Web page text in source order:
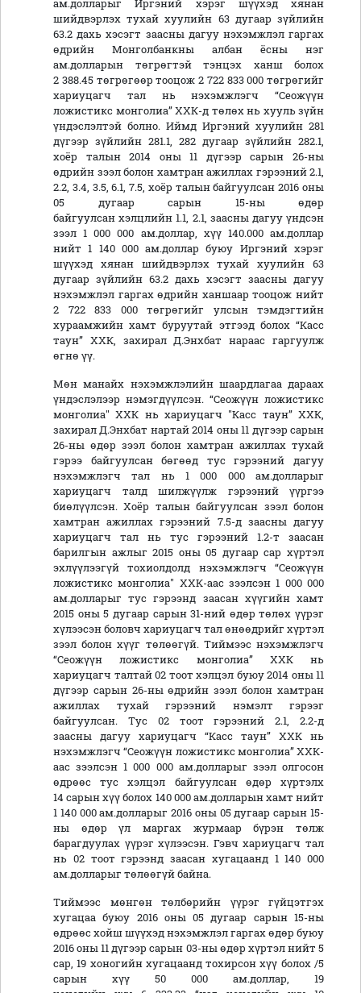
ам.долларыг Иргэний хэрэг шүүхэд хянан
шийдвэрлэх тухай хуулийн 63 дугаар зүйлийн
63.2 дахь хэсэгт заасны дагуу нэхэмжлэл гаргах
өдрийн Монголбанкны албан ёсны нэг
ам.долларын төгрөгтэй тэнцэх ханш болох
2 388.45 төгрөгөөр тооцож 2 722 833 000 төгрөгийг
хариуцагч тал нь нэхэмжлэгч “Сеожүүн
ложистикс монголиа” ХХК-д төлөх нь хууль зүйн
үндэслэлтэй болно. Иймд Иргэний хуулийн 281
дүгээр зүйлийн 281.1, 282 дугаар зүйлийн 282.1,
хоёр талын 2014 оны 11 дүгээр сарын 26-ны
өдрийн зээл болон хамтран ажиллах гэрээний 2.1,
2.2, 3.4, 3.5, 6.1, 7.5, хоёр талын байгуулсан 2016 оны
05 дугаар сарын 15-ны өдөр
байгуулсан хэлцлийн 1.1, 2.1, заасны дагуу үндсэн
зээл 1 000 000 ам.доллар, хүү 140.000 ам.доллар
нийт 1 140 000 ам.доллар буюу Иргэний хэрэг
шүүхэд хянан шийдвэрлэх тухай хуулийн 63
дугаар зүйлийн 63.2 дахь хэсэгт заасны дагуу
нэхэмжлэл гаргах өдрийн ханшаар тооцож нийт
2 722 833 000 төгрөгийг улсын тэмдэгтийн
хураамжийн хамт буруутай этгээд болох “Касс
таун” ХХК, захирал Д.Энхбат нараас гаргуулж
өгнө үү.
Мөн манайх нэхэмжлэлийн шаардлагаа дараах
үндэслэлээр нэмэгдүүлсэн. “Сеожүүн ложистикс
монголиа" ХХК нь хариуцагч "Касс таун” ХХК,
захирал Д.Энхбат нартай 2014 оны 11 дүгээр сарын
26-ны өдөр зээл болон хамтран ажиллах тухай
гэрээ байгуулсан бөгөөд тус гэрээний дагуу
нэхэмжлэгч тал нь 1 000 000 ам.долларыг
хариуцагч талд шилжүүлж гэрээний үүргээ
биөлүүлсэн. Хоёр талын байгуулсан зээл болон
хамтран ажиллах гэрээний 7.5-д заасны дагуу
хариуцагч тал нь тус гэрээний 1.2-т заасан
барилгын ажлыг 2015 оны 05 дугаар сар хүртэл
эхлүүлээгүй тохиолдолд нэхэмжлэгч “Сеожүүн
ложистикс монголиа" ХХК-аас зээлсэн 1 000 000
ам.долларыг тус гэрээнд заасан хүүгийн хамт
2015 оны 5 дугаар сарын 31-ний өдөр төлөх үүрэг
хүлээсэн боловч хариуцагч тал өнөөдрийг хүртэл
зээл болон хүүг төлөөгүй. Тиймээс нэхэмжлэгч
“Сеожүүн ложистикс монголиа” ХХК нь
хариуцагч талтай 02 тоот хэлцэл буюу 2014 оны 11
дүгээр сарын 26-ны өдрийн зээл болон хамтран
ажиллах тухай гэрээний нэмэлт гэрээг
байгуулсан. Тус 02 тоот гэрээний 2.1, 2.2-д
заасны дагуу хариуцагч “Касс таун” ХХК нь
нэхэмжлэгч “Сеожүүн ложистикс монголиа” ХХК-
аас зээлсэн 1 000 000 ам.долларыг зээл олгосон
өдрөөс тус хэлцэл байгуулсан өдөр хүртэлх
14 сарын хүү болох 140 000 ам.долларын хамт нийт
1 140 000 ам.долларыг 2016 оны 05 дугаар сарын 15-
ны өдөр үл маргах журмаар бүрэн төлж
барагдуулах үүрэг хүлээсэн. Гэвч хариуцагч тал
нь 02 тоот гэрээнд заасан хугацаанд 1 140 000
ам.долларыг төлөөгүй байна.
Тиймээс мөнгөн төлбөрийн үүрэг гүйцэтгэх
хугацаа буюу 2016 оны 05 дугаар сарын 15-ны
өдрөөс хойш шүүхэд нэхэмжлэл гаргах өдөр буюу
2016 оны 11 дүгээр сарын 03-ны өдөр хүртэл нийт 5
сар, 19 хоногийн хугацаанд тохирсон хүү болох /5
сарын хүү 50 000 ам.доллар, 19